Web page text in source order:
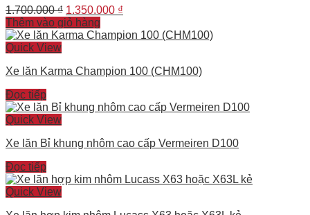
1.700.000₫ Original
price
was:
1.350.000 ₫
is:
Thêm vào giỏ hàng
Quick View
Xe lăn Karma Champion 100 (CHM100)
Đọc tiếp
Quick View
Xe lăn Bỉ khung nhôm cao cấp Vermeiren D100
Đọc tiếp
Quick View